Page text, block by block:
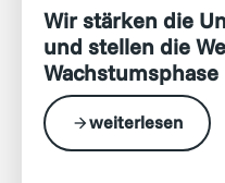
Wir stärken die
und stellen die
Wachstumsphase
weiterlesen